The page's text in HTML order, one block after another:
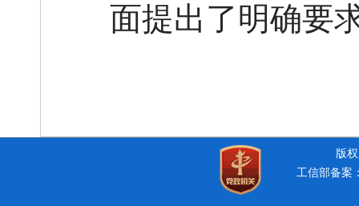
面提出了明确要
版
工信部备案